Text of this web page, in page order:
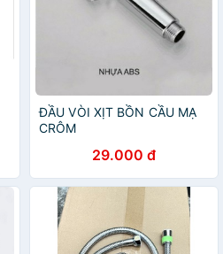
ĐẦU VÒI XỊT BỒN CẦU MẠ
CRÔM
29.000 đ